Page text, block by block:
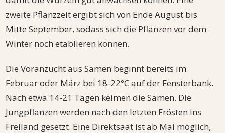
zweite Pflanzzeit ergibt sich von Ende August bis
Mitte September, sodass sich die Pflanzen vor dem
Winter noch etablieren können.
Die Voranzucht aus Samen beginnt bereits im
Februar oder März bei 18-22°C auf der Fensterbank.
Nach etwa 14-21 Tagen keimen die Samen. Die
Jungpflanzen werden nach den letzten Frösten ins
Freiland gesetzt. Eine Direktsaat ist ab Mai möglich,